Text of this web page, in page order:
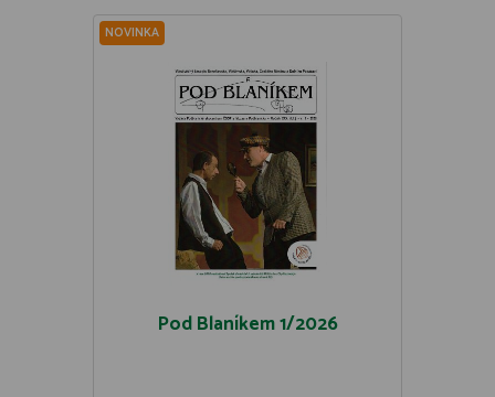
NOVINKA
Pod Blaníkem 1/2026